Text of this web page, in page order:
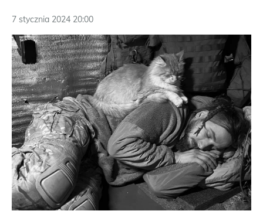
7 stycznia 2024 20:00